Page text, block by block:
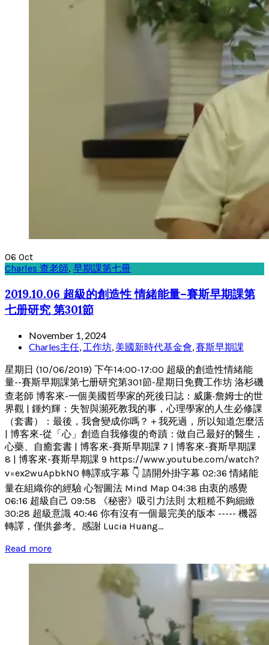
06 Oct
Charles 查老師, 早期課第七冊
2019.10.06 超級的創造性 情緒能量–賽斯早期課第
七册研究 第301節
November 1, 2024
Charles主任 工作坊 美國新時代基金會 賽斯早期課
星期日 (10/06/2019) 下午14:00-17:00 超級的創造性情緒能
量--賽斯早期課第七册研究第301節-星期日免費工作坊 洛杉磯
查老師 博客來-一個美國哲學家的死後日誌：威廉‧詹姆士的世
界觀 | 鍾灼輝：失智與瀕死教我的事，心理學家的人生必修課
（套書）：最後，我會變成你嗎？＋我死過，所以知道怎麼活
| 博客來-從「心」創造自我修復的奇蹟：做自己最好的醫生，
心藥、自癒套書 | 博客來-賽斯早期課 7 | 博客來-賽斯早期課
8 | 博客來-賽斯早期課 9 https://www.youtube.com/watch?
v=ex2wuApbkN0 轉譯或字幕 👇 請開外掛字幕 02:36 情緒能
量在組織你的經驗 心智圖法 Mind Map 04:38 由衷的感覺
06:16 超級自己 09:58 《秘密》吸引力法則 太粗糙不夠細緻
30:28 超級意識 40:46 你有沒有一個最完美的版本 ----- 機器
轉譯，僅供參考。感謝 Lucia Huang...
Read more